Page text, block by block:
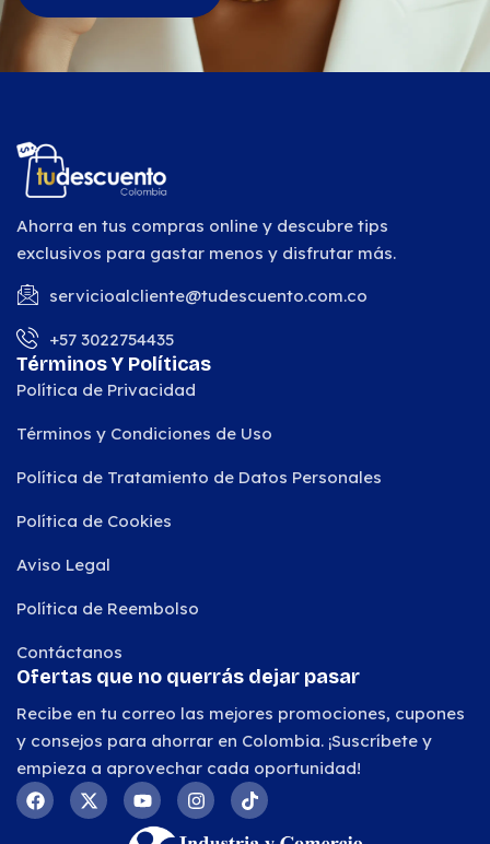
Ahorra en tus compras online y descubre tips
exclusivos para gastar menos y disfrutar más.
servicioalcliente@tudescuento.com.co
+57 3022754435
Términos Y Políticas
Política de Privacidad
Términos y Condiciones de Uso
Política de Tratamiento de Datos Personales
Política de Cookies
Aviso Legal
Política de Reembolso
Contáctanos
Ofertas que no querrás dejar pasar
Recibe en tu correo las mejores promociones, cupones
y consejos para ahorrar en Colombia. ¡Suscríbete y
empieza a aprovechar cada oportunidad!